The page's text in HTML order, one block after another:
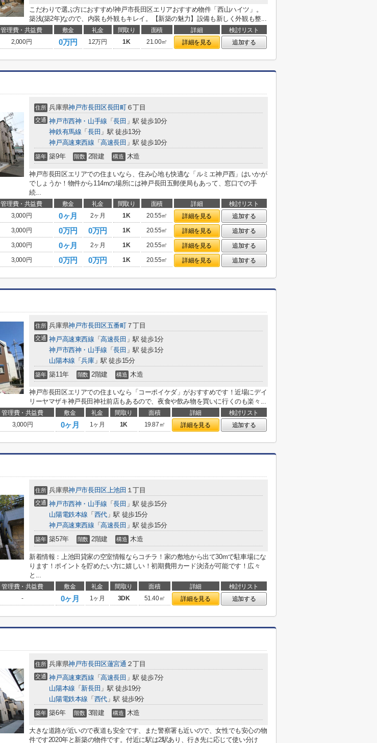
こだわりで選ぶ方におすすめ!神戸市長田区エリアおすすめ物件「西山ハイツ」。
築浅(築2年)なので、内装も外観もキレイ。【新築の魅力】設備も新しく外観も整...
管理費・共益費 敷金 礼金 間取り 面積 詳細
検討リスト
2,000円 0万円 12万円 1K 21.00㎡ 詳細を見る 追加する
住所 兵庫県神戸市長田区長田町６丁目
交通 神戸市西神・山手線 「長田 」駅 徒歩10分
神鉄有馬線 「 長田 」駅 徒歩13分
神戸高速東西線 「高速長田 」駅 徒歩10分
築年 築9年 階数 2階建 構造 木造
神戸市長田区エリアでの住まいなら、住み心地も快適な「ルミエ神戸西」はいかが
でしょうか！物件から114mの場所には神戸長田五郵便局もあって、窓口での手
続...
管理費・共益費 敷金 礼金 間取り 面積 詳細
検討リスト
3,000円 0ヶ月 2ヶ月 1K 20.55㎡ 詳細を見る
追加する
3,000円 0万円 0万円 1K 20.55㎡ 詳細を見る
追加する
3,000円 0ヶ月 2ヶ月 1K 20.55㎡ 詳細を見る
追加する
3,000円 0万円 0万円 1K 20.55㎡ 詳細を見る 追加する
住所 兵庫県神戸市長田区五番町７丁目
交通 神戸高速東西線 「高速長田 」駅 徒歩1分
神戸市西神・山手線 「長田 」駅 徒歩1分
山陽本線 「兵庫」駅 徒歩15分
築年 築11年 階数 2階建 構造 木造
神戸市長田区エリアでの住まいなら「コーポイケダ」がおすすめです！近場にデイ
リーヤマザキ神戸長田神社前店もあるので、夜食や飲み物を買いに行くのも楽々...
管理費・共益費 敷金 礼金 間取り 面積 詳細
検討リスト
3,000円 0ヶ月 1ヶ月 1K 19.87㎡ 詳細を見る 追加する
住所 兵庫県神戸市長田区上池田 １丁目
交通 神戸市西神・山手線 「長田 」駅 徒歩15分
山陽電鉄本線 「 西代」駅 徒歩15分
神戸高速東西線 「高速長田 」駅 徒歩15分
築年 築57年 階数 2階建 構造 木造
新着情報：上池田貸家の空室情報ならコチラ！家の敷地から出て30mで駐車場にな
ります！ポイントを貯めたい方に嬉しい！初期費用カード決済が可能です！広々
と...
管理費・共益費 敷金 礼金 間取り 面積 詳細
検討リスト
- 0ヶ月 1ヶ月 3DK 51.40㎡ 詳細を見る 追加する
住所 兵庫県神戸市長田区蓮宮通 ２丁目
交通 神戸高速東西線 「高速長田 」駅 徒歩7分
山陽本線 「 新長田 」駅 徒歩19分
山陽電鉄本線 「 西代」駅 徒歩9分
築年 築6年 階数 3階建 構造 木造
大きな道路が近いので夜道も安全です、また警察署も近いので、女性でも安心の物
件です2020年と新築の物件です。付近に駅は2駅あり、行き先に応じて使い分け